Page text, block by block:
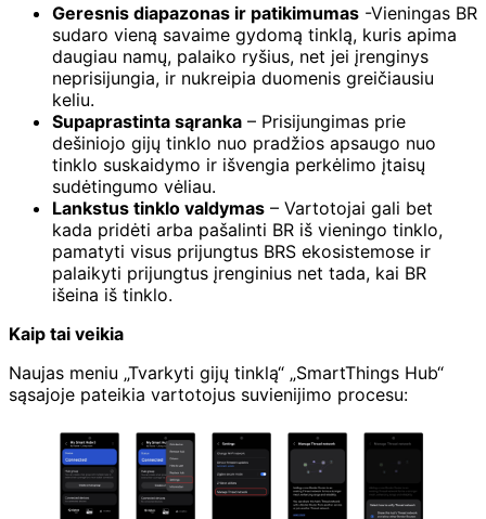
Geresnis diapazonas ir patikimumas -Vieningas BR
sudaro vieną savaime gydomą tinklą, kuris apima
daugiau namų, palaiko ryšius, net jei įrenginys
neprisijungia, ir nukreipia duomenis greičiausiu
keliu.
Supaprastinta sąranka – Prisijungimas prie
dešiniojo gijų tinklo nuo pradžios apsaugo nuo
tinklo suskaidymo ir išvengia perkėlimo įtaisų
sudėtingumo vėliau.
Lankstus tinklo valdymas – Vartotojai gali bet
kada pridėti arba pašalinti BR iš vieningo tinklo,
pamatyti visus prijungtus BRS ekosistemose ir
palaikyti prijungtus įrenginius net tada, kai BR
išeina iš tinklo.
Kaip tai veikia
Naujas meniu „Tvarkyti gijų tinklą“ „SmartThings Hub“
sąsajoje pateikia vartotojus suvienijimo procesu: